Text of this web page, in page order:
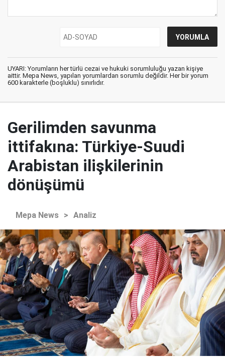
UYARI: Yorumların her türlü cezai ve hukuki sorumluluğu yazan kişiye
aittir. Mepa News, yapılan yorumlardan sorumlu değildir. Her bir yorum
600 karakterle (boşluklu) sınırlıdır.
Gerilimden savunma
ittifakına: Türkiye-Suudi
Arabistan ilişkilerinin
dönüşümü
Mepa News > Analiz